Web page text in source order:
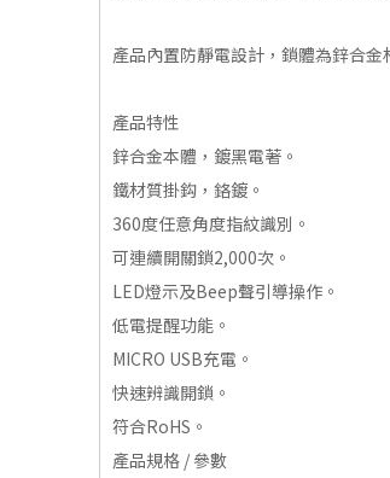
產品內置防靜電設計，鎖體為鋅合
產品特性
鋅合金本體，鍍黑電著。
鐵材質掛鈎，鉻鍍。
360度任意角度指紋識別。
可連續開關鎖2,000次。
LED燈示及Beep聲引導操作。
低電提醒功能。
MICRO USB充電。
快速辨識開鎖。
符合RoHS。
產品規格 / 參數